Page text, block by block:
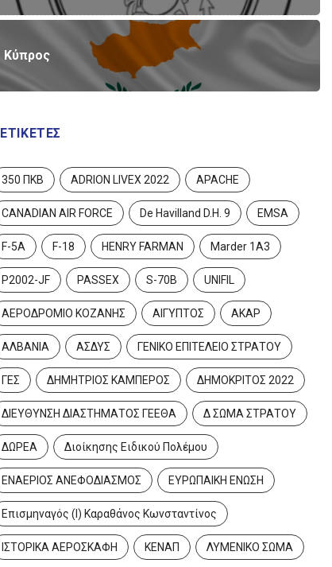
Κύπρος
ΕΤΙΚΈΤΕΣ
350 ΠΚΒ ADRION LIVEX 2022 APACHE
CANADIAN AIR FORCE De Havilland D.H. 9 EMSA
F-5A F-18 HENRY FARMAN Marder 1A3
P2002-JF PASSEX S-70B UNIFIL
ΑΕΡΟΔΡΟΜΙΟ ΚΟΖΑΝΗΣ ΑΙΓΥΠΤΟΣ ΑΚΑΡ
ΑΛΒΑΝΙΑ ΑΣΔΥΣ ΓΕΝΙΚΟ ΕΠΙΤΕΛΕΙΟ ΣΤΡΑΤΟΥ
ΓΕΣ ΔΗΜΗΤΡΙΟΣ ΚΑΜΠΕΡΟΣ ΔΗΜΟΚΡΙΤΟΣ 2022
ΔΙΕΥΘΥΝΣΗ ΔΙΑΣΤΗΜΑΤΟΣ ΓΕΕΘΑ Δ ΣΩΜΑ ΣΤΡΑΤΟΥ
ΔΩΡΕΑ Διοίκησης Ειδικού Πολέμου
ΕΝΑΕΡΙΟΣ ΑΝΕΦΟΔΙΑΣΜΟΣ ΕΥΡΩΠΑΙΚΗ ΕΝΩΣΗ
Επισμηναγός (Ι) Καραθάνος Κωνσταντίνος
ΙΣΤΟΡΙΚΑ ΑΕΡΟΣΚΑΦΗ ΚΕΝΑΠ ΛΥΜΕΝΙΚΟ ΣΩΜΑ